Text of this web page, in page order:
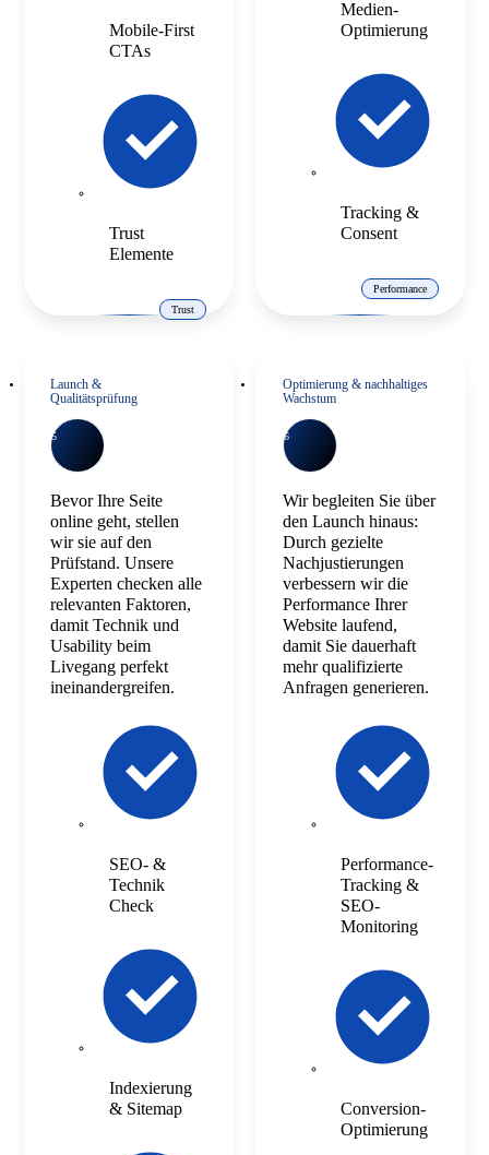
Mobile-First
CTAs
Trust
Elemente
Trust
Medien-
Optimierung
Tracking &
Consent
Performance
Launch &
Qualitätsprüfung
5
Bevor Ihre Seite
online geht, stellen
wir sie auf den
Prüfstand. Unsere
Experten checken alle
relevanten Faktoren,
damit Technik und
Usability beim
Livegang perfekt
ineinandergreifen.
SEO- &
Technik
Check
Indexierung
& Sitemap
Optimierung & nachhaltiges
Wachstum
6
Wir begleiten Sie über
den Launch hinaus:
Durch gezielte
Nachjustierungen
verbessern wir die
Performance Ihrer
Website laufend,
damit Sie dauerhaft
mehr qualifizierte
Anfragen generieren.
Performance-
Tracking &
SEO-
Monitoring
Conversion-
Optimierung